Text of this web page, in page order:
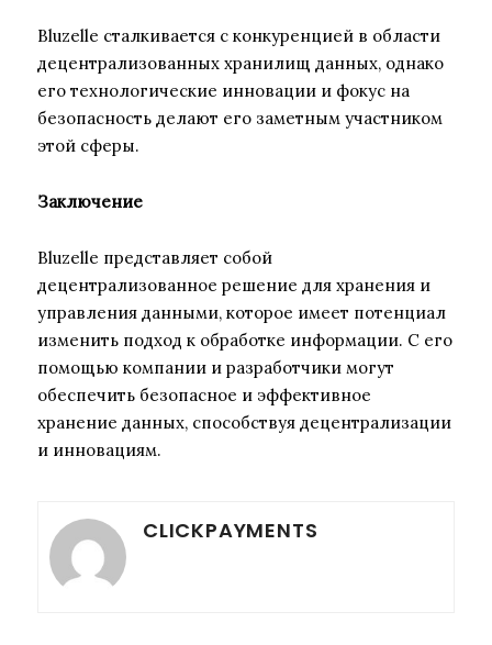
Bluzelle сталкивается с конкуренцией в области
децентрализованных хранилищ данных, однако
его технологические инновации и фокус на
безопасность делают его заметным участником
этой сферы.
Заключение
Bluzelle представляет собой
децентрализованное решение для хранения и
управления данными, которое имеет потенциал
изменить подход к обработке информации. С его
помощью компании и разработчики могут
обеспечить безопасное и эффективное
хранение данных, способствуя децентрализации
и инновациям.
CLICKPAYMENTS